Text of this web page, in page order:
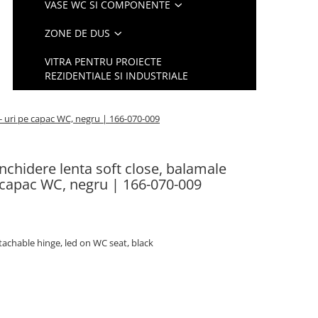
VASE WC SI COMPONENTE
ZONE DE DUS
VITRA PENTRU PROIECTE
REZIDENTIALE SI INDUSTRIALE
pe capac WC, negru | 166-070-009
lenta soft close, balamale
WC, negru | 166-070-009
hinge, led on WC seat, black